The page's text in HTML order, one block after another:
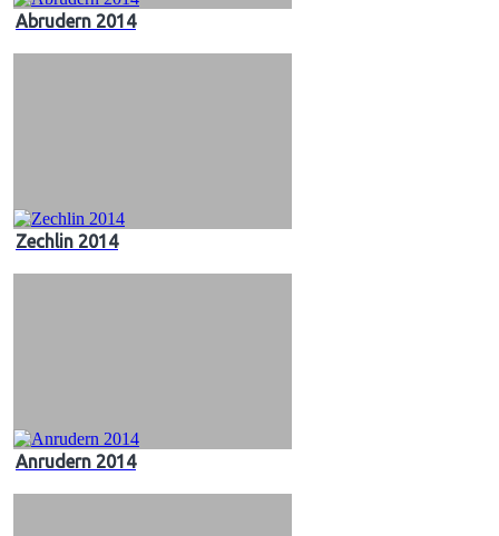
Abrudern 2014
Zechlin 2014
Anrudern 2014